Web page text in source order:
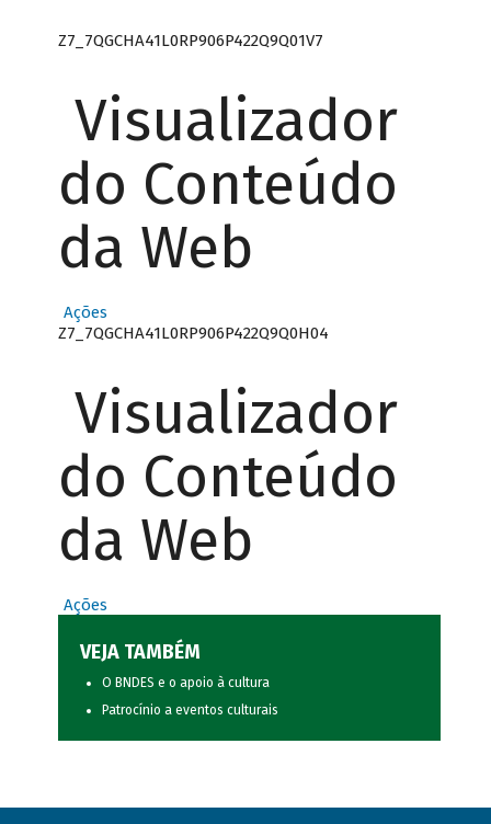
Z7_7QGCHA41L0RP906P422Q9Q01V7
Visualizador
do Conteúdo
da Web
Ações
Z7_7QGCHA41L0RP906P422Q9Q0H04
Visualizador
do Conteúdo
da Web
Ações
VEJA TAMBÉM
O BNDES e o apoio à cultura
Patrocínio a eventos culturais